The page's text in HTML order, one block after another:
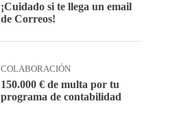
¡Cuidado si te llega un email
de Correos!
COLABORACIÓN
150.000 € de multa por tu
programa de contabilidad